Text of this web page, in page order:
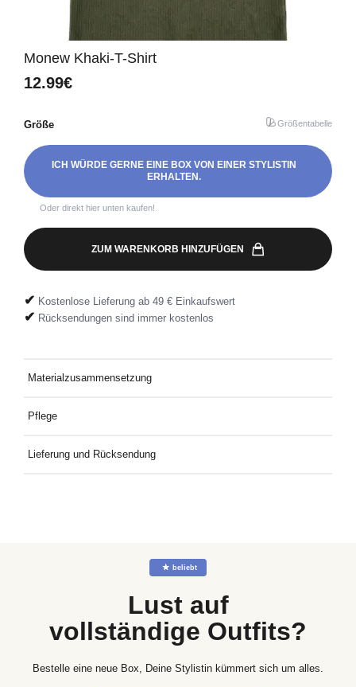
Monew Khaki-T-Shirt
12.99€
Größe Größentabelle
ICH WÜRDE GERNE EINE BOX VON EINER STYLISTIN
ERHALTEN.
Oder direkt hier unten kaufen!
ZUM WARENKORB HINZUFÜGEN
✔ Kostenlose Lieferung ab 49 € Einkaufswert
✔ Rücksendungen sind immer kostenlos
Materialzusammensetzung
Pflege
Lieferung und Rücksendung
☆ beliebt
Lust auf
vollständige Outfits?
Bestelle eine neue Box, Deine Stylistin kümmert sich um alles.